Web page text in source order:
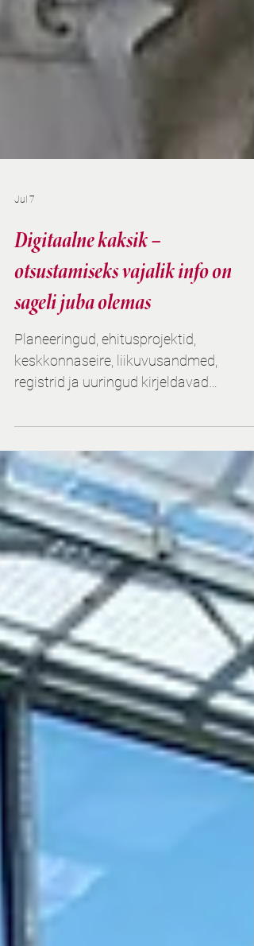
Jul 7
Digitaalne kaksik –
otsustamiseks vajalik info on
sageli juba olemas
Planeeringud, ehitusprojektid,
keskkonnaseire, liikuvusandmed,
vaatenurgast. Otsuste tegemine ei ole
sellest hoolimata muutunud nii palju
lihtsamaks, kui võiks eeldada. Põhjus ei
peitu andmete vähesuses, vaid selles, et
vajalik teadmine on sageli killustunud
süsteemide, osakondade ja
vastutusvaldkondade vahel.